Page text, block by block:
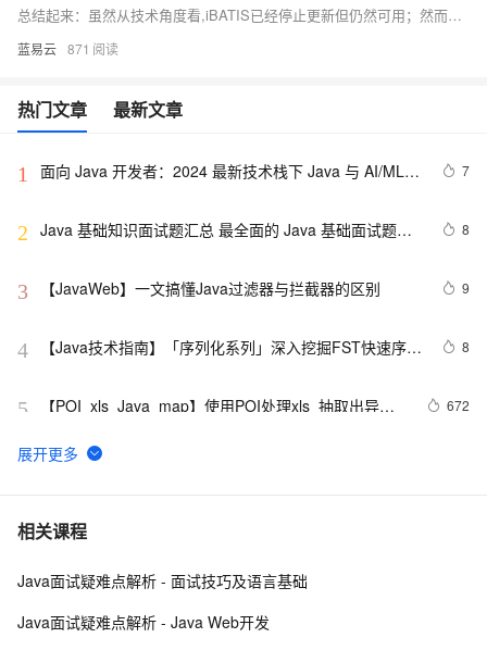
总结起来：虽然从技术角度看,iBATIS已经停止更新但仍然可用；然而考虑到长期项目健康度及未来可能需求变化情况下MYBATISS无疑会是一个更佳选择因其具备良好生命周期管理机制同时也因为社区力量背书确保问题修复新特征添加速度快捷有效.
蓝易云 871
热门文章 最新文章
1
面向 Java 开发者：2024 最新技术栈下 Java 与 AI/ML
7
2 Java 基础知识面试题汇总 最全面的 Java 基础面试题整
8
3 【JavaWeb】一文搞懂Java过滤器与拦截器的区别 9
4
【Java技术指南】「序列化系列」深入挖掘FST快速序列
8
5
【POI  xls  Java  map】使用POI处理xls  抽取出异常
高度
672
6 Java 注解 阐释 hibernate ORM
7 java 中的多线程   内部类实现 数据共享 和 Runnable实
8 Java程序利用main函数中args参数实现参数的传递
相关课程
Java面试疑难点解析 - 面试技巧及语言基础
Java面试疑难点解析 - Java Web开发